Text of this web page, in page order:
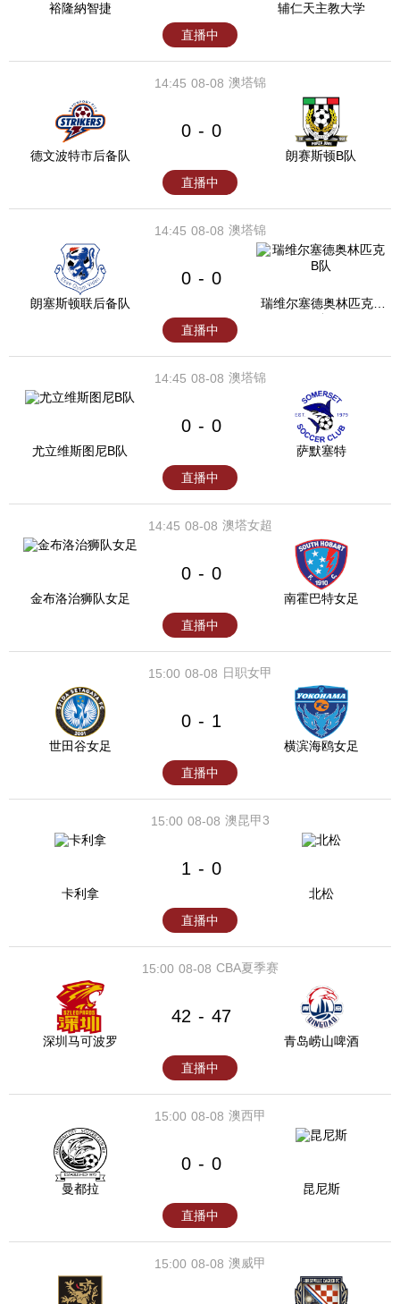
裕隆納智捷
辅仁天主教大学
直播中
08-08
14:45 澳塔锦
德文波特市后备队
0 - 0
朗赛斯顿B队
直播中
08-08
14:45 澳塔锦
朗塞斯顿联后备队
0 - 0
瑞维尔塞德奥林匹克B
直播中
08-08
14:45 澳塔锦
尤立维斯图尼B队
0 - 0
萨默塞特
直播中
08-08
14:45 澳塔女超
金布洛治狮队女足
0 - 0
南霍巴特女足
直播中
08-08
15:00 日职女甲
世田谷女足
0 - 1
横滨海鸥女足
直播中
08-08
15:00 澳昆甲3
卡利拿
1 - 0
北松
直播中
08-08
15:00 CBA夏季赛
深圳马可波罗
42 - 47
青岛崂山啤酒
直播中
08-08
15:00 澳西甲
曼都拉
0 - 0
昆尼斯
直播中
08-08
15:00 澳威甲